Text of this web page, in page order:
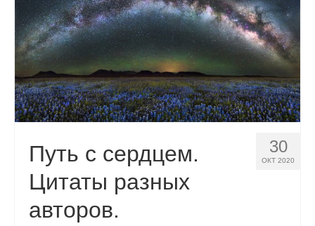
Дзен, Дао, Адвайта, Буддизм
Цитаты о йоге
Цитаты о разном
30
ОКТ 2020
Путь с сердцем.
Цитаты разных
авторов.